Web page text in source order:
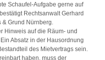
Schaufel-Aufgabe gerne auf
Rechtsanwalt Gerhard
& Grund Nürnberg.
Hinweis auf die Räum- und
Absatz in der Hausordnung
des Mietvertrags sein.
haben, muss der